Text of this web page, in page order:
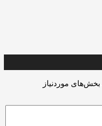
بخش‌های موردنیاز